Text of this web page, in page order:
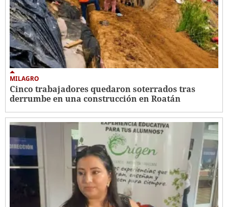
MILAGRO
Cinco trabajadores quedaron soterrados tras
derrumbe en una construcción en Roatán